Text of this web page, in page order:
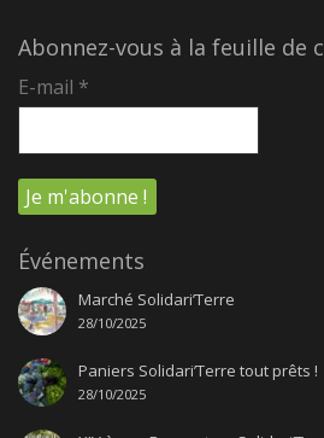
Abonnez-vous à la feuille de
E-mail *
Événements
Marché Solidari’Terre
28/10/2025
Paniers Solidari’Terre tout prêts !
28/10/2025